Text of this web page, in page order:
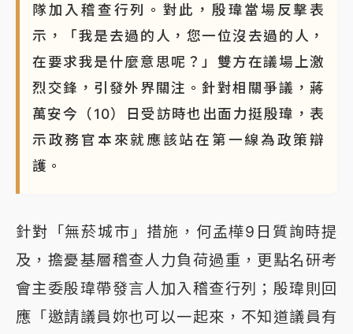
隊加入稽查行列。對此，殷瑋當場反擊表
示，「我是去過的人，您一位沒去過的人，
在要求我是什麼意思呢？」雙方在議場上激
烈交鋒，引發外界關注。針對相關爭議，蔣
萬安今（10）日受訪時也出面力挺殷瑋，表
示政務官本來就應該站在第一線為政策辯
護。
針對「無菸城市」措施，何孟樺9日質詢時提
及，擔憂基層稽查人力負荷過重，更點名研考
會主委殷瑋帶發言人加入稽查行列；殷瑋則回
應「邀請議員妳也可以一起來，不知道議員有